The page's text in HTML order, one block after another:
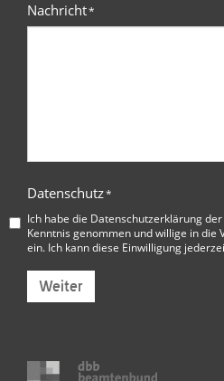
Nachricht*
Datenschutz*
Ich habe die Datenschutzerklärung
Kenntnis genommen und willige in die
ein. Ich kann diese Einwilligung
Weiter